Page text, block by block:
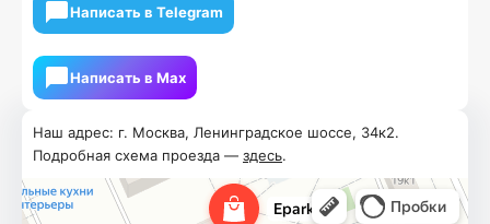
Наш адрес: г. Москва, Ленинградское шоссе, 34к2.
Подробная схема проезда — здесь.
Написать в Telegram
Написать в Мах